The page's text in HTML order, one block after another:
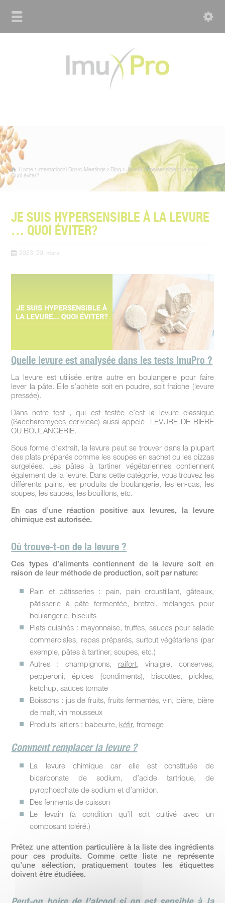
Home International Board Meetings Blog
Je suis hypersensible à la levure …
Quoi éviter?
JE SUIS HYPERSENSIBLE À LA LEVURE
… QUOI ÉVITER?
2023, 29, mars
Quelle levure est analysée dans les tests ImuPro ?
La levure est utilisée entre autre en boulangerie pour faire
lever la pâte. Elle s’achète soit en poudre, soit fraîche (levure
pressée).
Dans notre test , qui est testée c’est la levure classique
(Saccharomycescerivicae) aussi appelé LEVURE DE BIERE
OU BOULANGERIE.
Sous forme d’extrait, la levure peut se trouver dans la plupart
des plats préparés comme les soupes en sachet ou les pizzas
surgelées. Les pâtes à tartiner végétariennes contiennent
également de la levure. Dans cette catégorie, vous trouvez les
différents pains, les produits de boulangerie, les en-cas, les
soupes, les sauces, les bouillons, etc.
En cas d’une réaction positive aux levures, la levure
chimique est autorisée.
Où trouve-t-on de la levure ?
Ces types d’aliments contiennent de la levure soit en
raison de leur méthode de production, soit par nature:
Pain et pâtisseries : pain, pain croustillant, gâteaux,
pâtisserie à pâte fermentée, bretzel, mélanges pour
boulangerie, biscuits
Plats cuisinés : mayonnaise, truffes, sauces pour salade
commerciales, repas préparés, surtout végétariens (par
exemple, pâtes à tartiner, soupes, etc.)
Autres : champignons, raifort, vinaigre, conserves,
pepperoni, épices (condiments), biscottes, pickles,
ketchup, sauces tomate
Boissons : jus de fruits, fruits fermentés, vin, bière, bière
de malt, vin mousseux
Produits laitiers : babeurre, kéfir, fromage
Comment remplacer la levure ?
La levure chimique car elle est constituée de
bicarbonate de sodium, d’acide tartrique, de
pyrophosphate de sodium et d’amidon.
Des ferments de cuisson
Le levain (à condition qu’il soit cultivé avec un
composant toléré.)
Prêtez une attention particulière à la liste des ingrédients
pour ces produits. Comme cette liste ne représente
qu’une sélection, pratiquement toutes les étiquettes
doivent être étudiées.